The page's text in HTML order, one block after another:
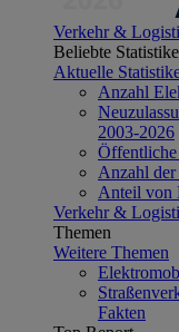
Verkehr &
Beliebte
Aktuelle
Anzahl
2003-2026
Anzahl
Anteil von
Verkehr &
Themen
Weitere Themen
Fakten